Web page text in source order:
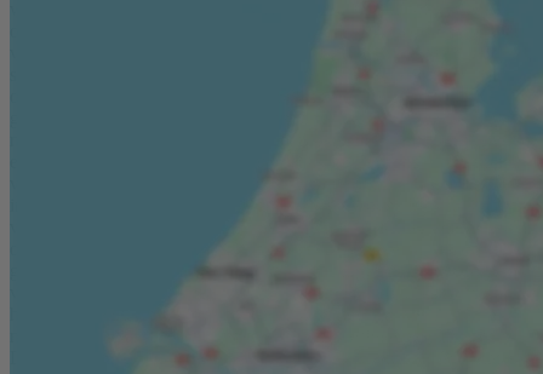
schakelen om uw belangen te behartigen bij de aankoop van dit
object. Toelichtingsclausule NEN2580 De Meetinstructie is
meer eenduidige manier van meten toe te passen voor het geven van
interpretatieverschillen, afrondingen of beperkingen bij het uitvoeren
opgenomen: een ouderdomsclausule, verkoper is geen bewoner
geweest en een toelichting op artikel over mogelijke aanwezigheid
Deze informatie is door Kolpa van der Hoek Makelaars & Taxateurs